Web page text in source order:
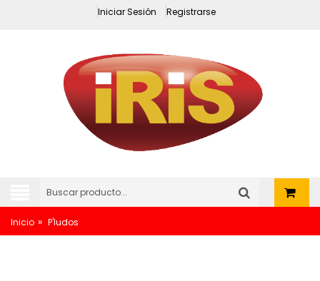
Iniciar Sesión Registrarse
Inicio » P'ludos